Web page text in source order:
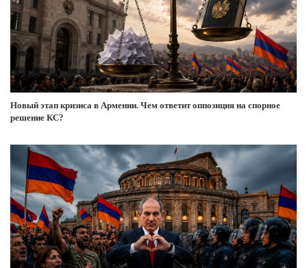
Новый этап кризиса в Армении. Чем ответит оппозиция на спорное
решение КС?